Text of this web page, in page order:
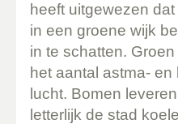
heeft uitgewezen
in een groene wijk
in te schatten.
het aantal astma-
lucht. Bomen
letterlijk de stad